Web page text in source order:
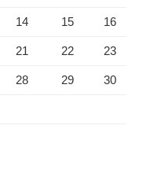
14 15 16
21 22 23
28 29 30